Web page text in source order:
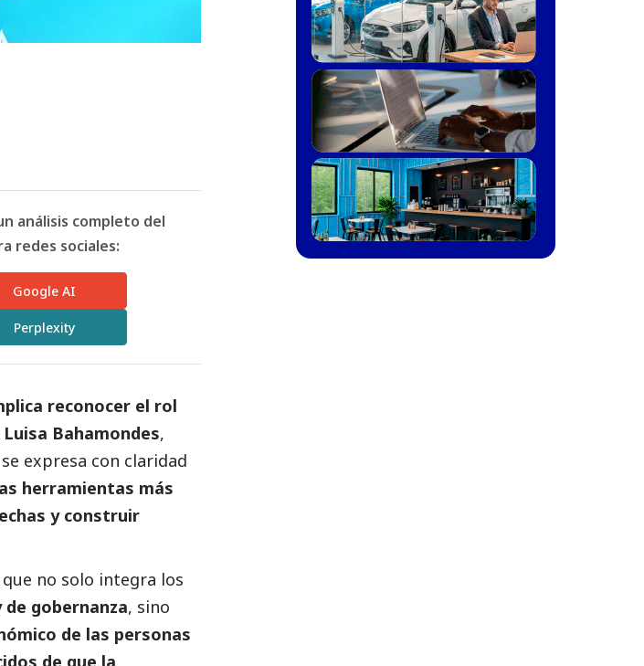
análisis completo del
redes sociales:
Google AI
Perplexity
reconocer el rol
Luisa Bahamondes,
expresa con claridad
herramientas más
y construir
no solo integra los
gobernanza, sino
de las personas